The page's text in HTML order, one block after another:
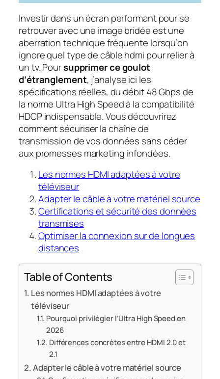
Investir dans un écran performant pour se
retrouver avec une image bridée est une
aberration technique fréquente lorsqu’on
ignore quel type de câble hdmi pour relier à
un tv. Poursupprimer ce goulot
d’étranglement, j’analyse ici les
spécifications réelles, du débit 48 Gbps de
la norme Ultra High Speed à la compatibilité
HDCP indispensable. Vous découvrirez
comment sécuriser la chaîne de
transmission de vos données sans céder
aux promesses marketing infondées.
Les normes HDMI adaptées à votre
téléviseur
Adapter le câble à votre matériel source
Certifications et sécurité des données
transmises
Optimiser la connexion sur de longues
distances
Table of Contents
Les normes HDMI adaptées à votre
téléviseur
Pourquoi privilégier l’Ultra High Speed en
2026
Différences concrètes entre HDMI 2.0 et
2.1
Adapter le câble à votre matériel source